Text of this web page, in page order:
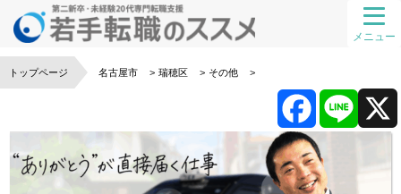
メニュー
トップページ 名古屋市 瑞穂区 その他
F L